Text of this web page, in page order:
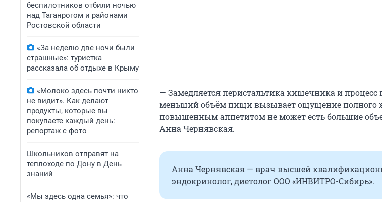
беспилотников отбили ночью
над Таганрогом и районами
Ростовской области
«За неделю две ночи были
страшные»: туристка
рассказала об отдыхе в Крыму
«Молоко здесь почти никто
не видит». Как делают
продукты, которые вы
покупаете каждый день:
репортаж с фото
Школьников отправят на
теплоходе по Дону в День
знаний
«Мы здесь одна семья»: что
— Замедляется перистальтика кишечника и процесс
меньший объём пищи вызывает ощущение полного
повышенным аппетитом не может есть большие
Анна Чернявская.
Анна Чернявская — врач высшей
эндокринолог, диетолог ООО «ИНВИТРО-Сибирь».